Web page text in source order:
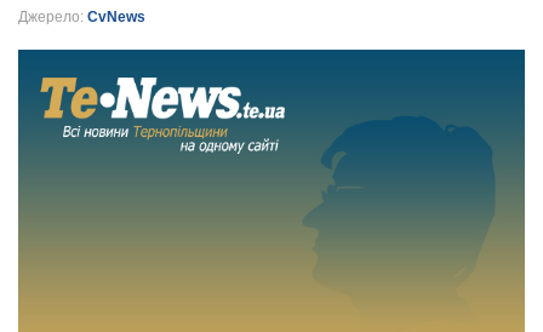
Джерело: CvNews